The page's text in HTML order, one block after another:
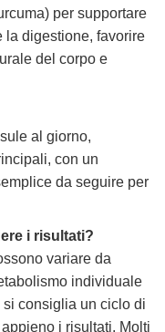
per supportare
la digestione, favorire
del corpo e
al giorno,
con un
da seguire per
i risultati?
variare da
individuale
consiglia un ciclo di
i risultati. Molti